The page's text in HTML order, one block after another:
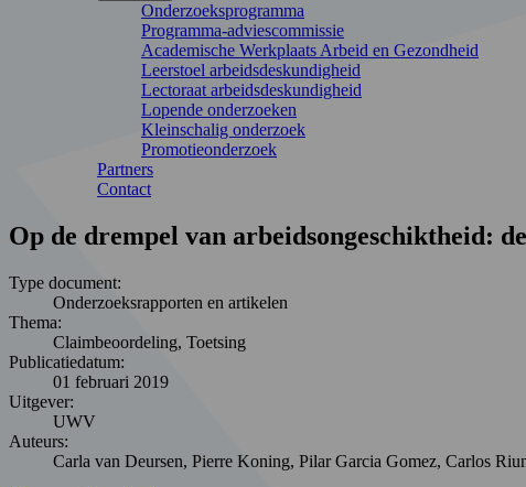
Onderzoeksprogramma
Programma-adviescommissie
Academische Werkplaats Arbeid en Gezondheid
Leerstoel arbeidsdeskundigheid
Lectoraat arbeidsdeskundigheid
Lopende onderzoeken
Kleinschalig onderzoek
Promotieonderzoek
Partners
Contact
Op de drempel van arbeidsongeschiktheid:
Type document:
Onderzoeksrapporten en artikelen
Thema:
Claimbeoordeling, Toetsing
Publicatiedatum:
01 februari 2019
Uitgever:
UWV
Auteurs:
Carla van Deursen, Pierre Koning, Pilar Garcia Gomez, Carlos